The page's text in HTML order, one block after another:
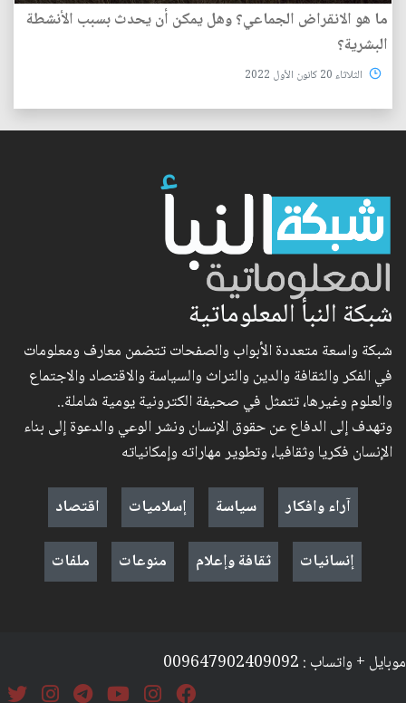
ما هو الانقراض الجماعي؟ وهل يمكن أن يحدث بسبب الأنشطة
البشرية؟
الثلاثاء 20 كانون الأول 2022
شبكة النبأ المعلوماتية
شبكة واسعة متعددة الأبواب والصفحات تتضمن معارف ومعلومات
في الفكر والثقافة والدين والتراث والسياسة والاقتصاد والاجتماع
والعلوم وغيرها، تتمثل في صحيفة الكترونية يومية شاملة..
وتهدف إلى الدفاع عن حقوق الإنسان ونشر الوعي والدعوة إلى بناء
الإنسان فكريا وثقافيا، وتطوير مهاراته وإمكانياته
آراء وافكار
سياسة إسلاميات
اقتصاد
إنسانيات
ثقافة وإعلام منوعات ملفات
موبايل + واتساب : 009647902409092